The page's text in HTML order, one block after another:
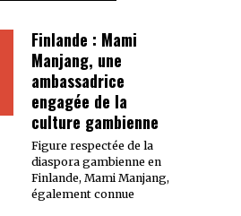
Finlande : Mami
Manjang, une
ambassadrice
engagée de la
culture gambienne
Figure respectée de la
diaspora gambienne en
Finlande, Mami Manjang,
également connue